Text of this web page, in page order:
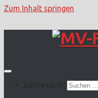
Zum Inhalt springen